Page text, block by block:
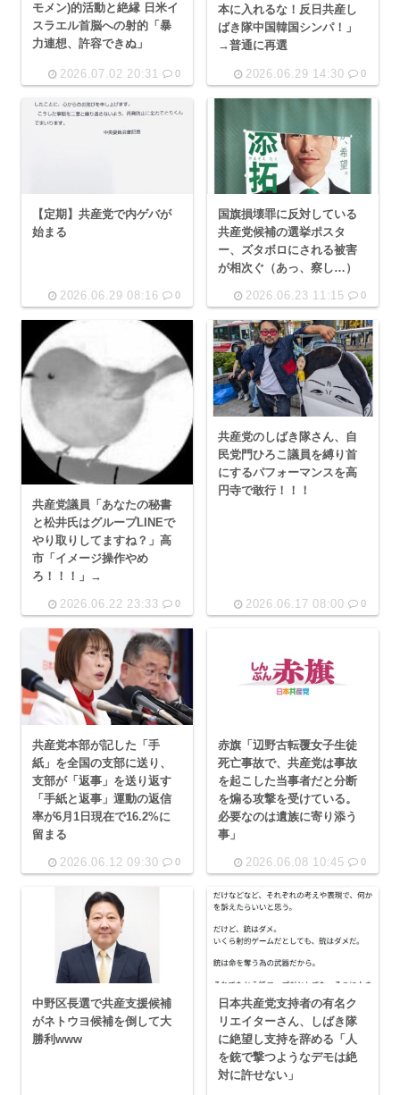
モメン)的活動と絶縁 日米イ
スラエル首脳への射的「暴
力連想、許容できぬ」
2026.07.02 20:31 0
本に入れるな！反日共産し
ばき隊中国韓国シンパ！」
→普通に再選
2026.06.29 14:30 0
【定期】共産党で内ゲバが
始まる
2026.06.29 08:16 0
国旗損壊罪に反対している
共産党候補の選挙ポスタ
ー、ズタボロにされる被害
が相次ぐ（あっ、察し…）
2026.06.23 11:15 0
共産党議員「あなたの秘書
と松井氏はグループLINEで
やり取りしてますね？」高
市「イメージ操作やめ
ろ！！！」→
2026.06.22 23:33 0
共産党のしばき隊さん、自
民党門ひろこ議員を縛り首
にするパフォーマンスを高
円寺で敢行！！！
2026.06.17 08:00 0
共産党本部が記した「手
紙」を全国の支部に送り、
支部が「返事」を送り返す
「手紙と返事」運動の返信
率が6月1日現在で16.2%に
留まる
2026.06.12 09:30 0
赤旗「辺野古転覆女子生徒
死亡事故で、共産党は事故
を起こした当事者だと分断
を煽る攻撃を受けている。
必要なのは遺族に寄り添う
事」
2026.06.08 10:45 0
中野区長選で共産支援候補
がネトウヨ候補を倒して大
勝利www
日本共産党支持者の有名ク
リエイターさん、しばき隊
に絶望し支持を辞める「人
を銃で撃つようなデモは絶
対に許せない」